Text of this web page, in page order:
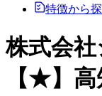
特徴から
株式会
【★】